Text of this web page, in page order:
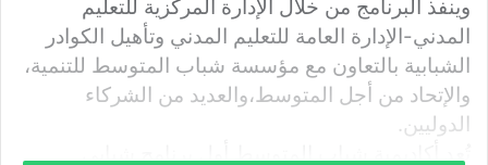
و
ا
وينفذ البرنامج من خلال الإدارة المركزية للتعليم
المدني-الإدارة العامة للتعليم المدني وتأهيل الكوادر
الشبابية بالتعاون مع مؤسسة شباب المتوسط للتنمية،
والإتحاد من أجل المتوسط،والعديد من الشركاء
الدوليين.